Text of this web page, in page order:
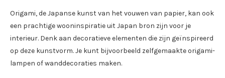
Origami, de Japanse kunst van het vouwen van papier, kan ook
een prachtige wooninspiratie uit Japan bron zijn voor je
interieur. Denk aan decoratieve elementen die zijn geïnspireerd
op deze kunstvorm. Je kunt bijvoorbeeld zelfgemaakte origami-
lampen of wanddecoraties maken.